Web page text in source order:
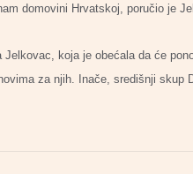
domovini Hrvatskoj, poručio je
koja je obećala da će
za njih. Inače, središnji skup